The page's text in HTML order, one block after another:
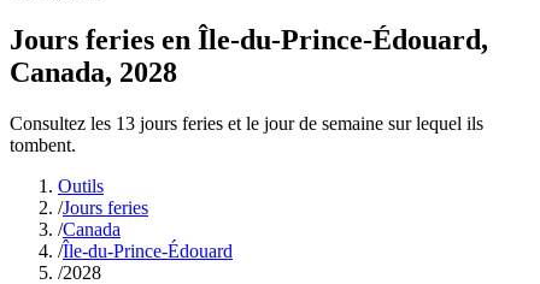
Jours feries en Île-du-Prince-Édouard,
Canada, 2028
Consultez les 13 jours feries et le jour de semaine sur lequel ils
tombent.
Outils
/Jours feries
/Canada
/Île-du-Prince-Édouard
/2028